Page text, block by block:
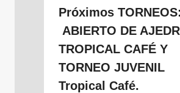
Próximos TORNEOS:
ABIERTO DE
TROPICAL CAFÉ Y
TORNEO JUVENIL
Tropical Café.